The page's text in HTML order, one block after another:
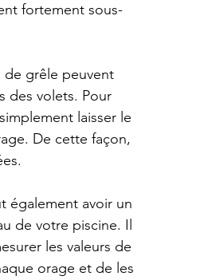
fortement sous-
grêle peuvent
des volets. Pour
laisser le
De cette façon,
également avoir un
de votre piscine. Il
les valeurs de
orage et de les